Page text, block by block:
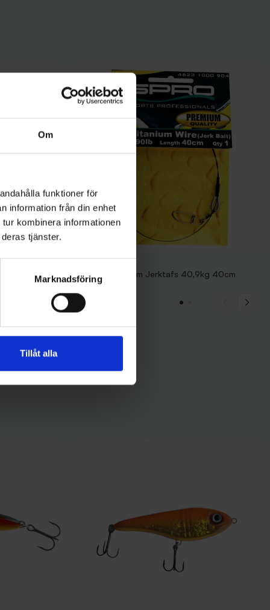
Om
funktioner för
information från din enhet
kombinera informationen
tjänster.
Marknadsföring
Tillåt alla
Hot Pike
Spro 1x1 Titanium Jerktafs 40,9kg 40cm
119 kr